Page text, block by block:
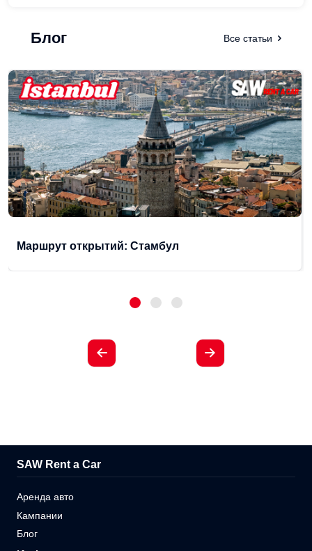
Блог Все статьи
Маршрут открытий: Стамбул
SAW Rent a Car
Аренда авто
Кампании
Блог